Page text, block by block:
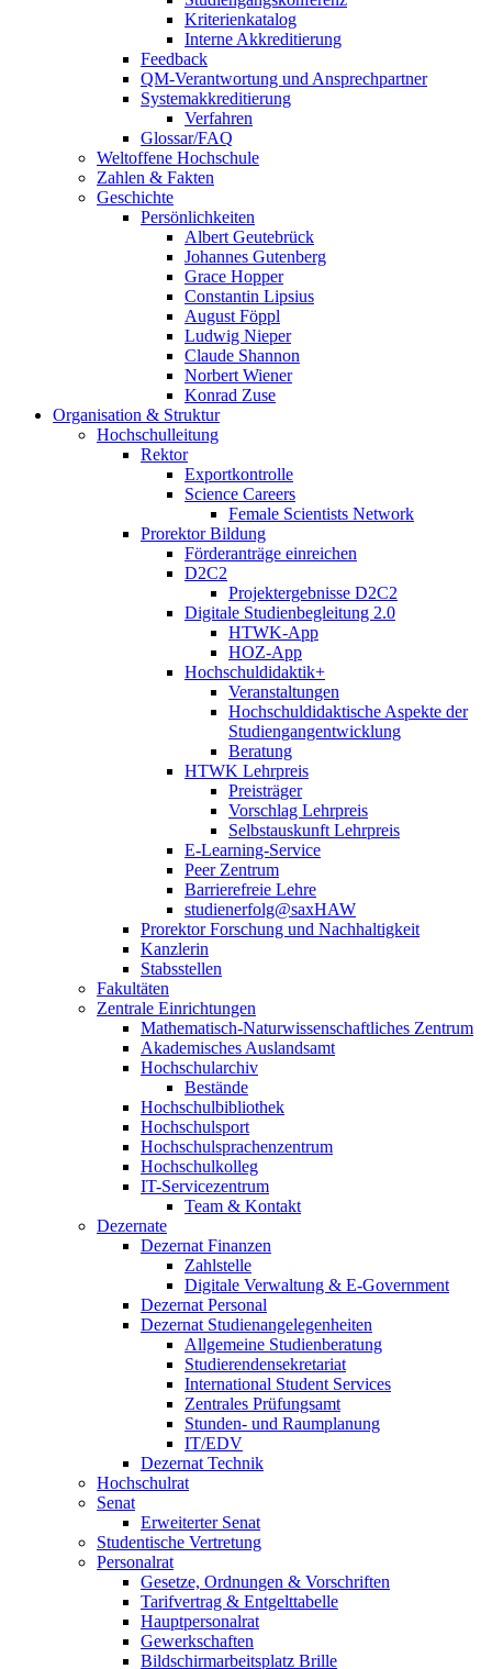
Kriterienkatalog
Interne Akkreditierung
Feedback
QM-Verantwortung und Ansprechpartner
Systemakkreditierung
Verfahren
Glossar/FAQ
Weltoffene Hochschule
Zahlen & Fakten
Geschichte
Persönlichkeiten
Albert Geutebrück
Johannes Gutenberg
Grace Hopper
Constantin Lipsius
August Föppl
Ludwig Nieper
Claude Shannon
Norbert Wiener
Konrad Zuse
Organisation & Struktur
Hochschulleitung
Rektor
Exportkontrolle
Science Careers
Female Scientists Network
Prorektor Bildung
Förderanträge einreichen
D2C2
Projektergebnisse D2C2
Digitale Studienbegleitung 2.0
HTWK-App
HOZ-App
Hochschuldidaktik+
Veranstaltungen
Hochschuldidaktische Aspekte der
Studiengangentwicklung
Beratung
HTWK Lehrpreis
Preisträger
Vorschlag Lehrpreis
Selbstauskunft Lehrpreis
E-Learning-Service
Peer Zentrum
Barrierefreie Lehre
studienerfolg@saxHAW
Prorektor Forschung und Nachhaltigkeit
Kanzlerin
Stabsstellen
Fakultäten
Zentrale Einrichtungen
Mathematisch-Naturwissenschaftliches Zentrum
Akademisches Auslandsamt
Hochschularchiv
Bestände
Hochschulbibliothek
Hochschulsport
Hochschulsprachenzentrum
Hochschulkolleg
IT-Servicezentrum
Team & Kontakt
Dezernate
Dezernat Finanzen
Zahlstelle
Digitale Verwaltung & E-Government
Dezernat Personal
Dezernat Studienangelegenheiten
Allgemeine Studienberatung
Studierendensekretariat
International Student Services
Zentrales Prüfungsamt
Stunden- und Raumplanung
IT/EDV
Dezernat Technik
Hochschulrat
Senat
Erweiterter Senat
Studentische Vertretung
Personalrat
Gesetze, Ordnungen & Vorschriften
Tarifvertrag & Entgelttabelle
Hauptpersonalrat
Gewerkschaften
Bildschirmarbeitsplatz Brille